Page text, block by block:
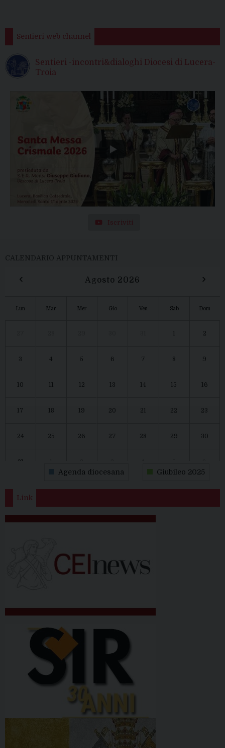
Sentieri web channel
Sentieri -incontri&dialoghi Diocesi di Lucera-
Troia
Iscriviti
CALENDARIO APPUNTAMENTI
‹ Agosto 2026 ›
Lun Mar Mer Gio Ven Sab Dom
2
3 4 5 6 7 8 9
10 12 13 14 15 16
17 18 19 20 21 22 23
24 25 26 27 28 29 30
31
Agenda diocesana Giubileo 2025
Link